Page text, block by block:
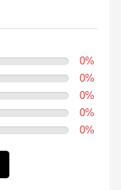
0%
0%
0%
0%
0%